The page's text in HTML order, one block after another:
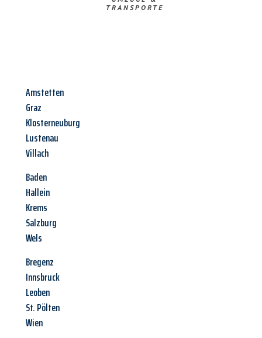
TRANSPORTE
Amstetten
Graz
Klosterneuburg
Lustenau
Villach
Baden
Hallein
Krems
Salzburg
Wels
Bregenz
Innsbruck
Leoben
St. Pölten
Wien